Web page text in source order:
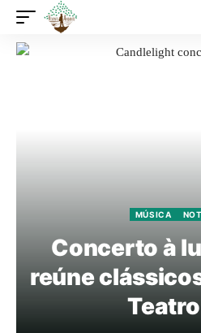
MÚSICA
Concerto à
reúne